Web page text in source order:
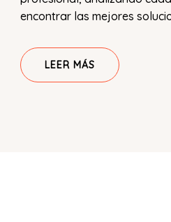
encontrar las mejores
LEER MÁS